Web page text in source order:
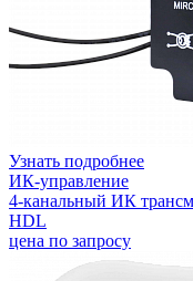
Узнать подробнее
ИК-управление
4-канальный ИК
HDL
цена по запросу